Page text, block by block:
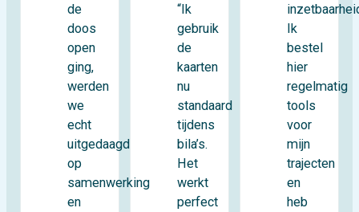
de
doos
open
ging,
werden
we
echt
uitgedaagd
op
samenwerking
en
“Ik
gebruik
de
kaarten
nu
standaard
tijdens
bila’s.
Het
werkt
perfect
Ik
bestel
hier
regelmatig
tools
voor
mijn
trajecten
en
heb